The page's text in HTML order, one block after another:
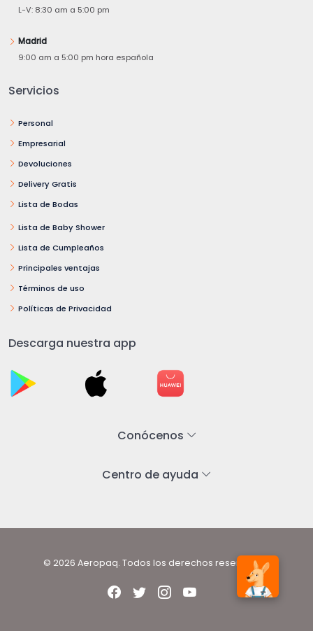
L-V: 8:30 am a 5:00 pm
Madrid
9:00 am a 5:00 pm hora española
Servicios
Personal
Empresarial
Devoluciones
Delivery Gratis
Lista de Bodas
Lista de Baby Shower
Lista de Cumpleaños
Principales ventajas
Términos de uso
Políticas de Privacidad
Descarga nuestra app
Conócenos
Centro de ayuda
© 2026 Aeropaq. Todos los derechos reservados.